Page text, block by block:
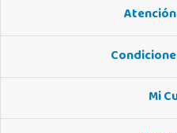
Juguetilandia
Crta. Crevillente Pol. Llano de San José,
Mi